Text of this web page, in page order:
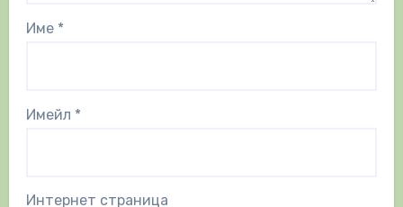
Име *
Имейл *
Интернет страница